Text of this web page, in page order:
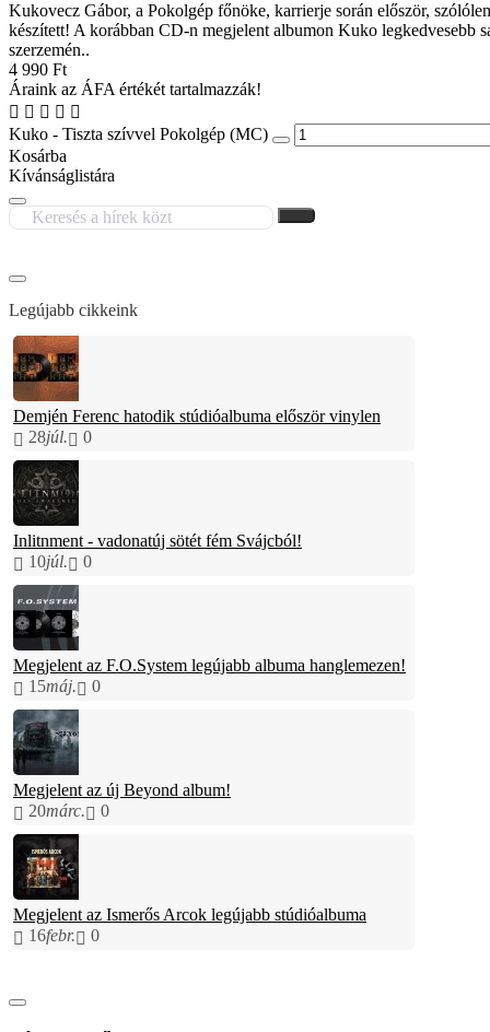
Kukovecz Gábor, a Pokolgép főnöke, karrierje során először,
készített! A korábban CD-n megjelent albumon Kuko legkedvesebb
szerzemén..
4 990 Ft
Áraink az ÁFA értékét tartalmazzák!
Kuko - Tiszta szívvel Pokolgép (MC)
Kosárba
Kívánságlistára
Legújabb cikkeink
Demjén Ferenc hatodik stúdióalbuma először vinylen
28júl. 0
Inlitnment - vadonatúj sötét fém Svájcból!
10júl. 0
Megjelent az F.O.System legújabb albuma hanglemezen!
15máj. 0
Megjelent az új Beyond album!
20márc. 0
Megjelent az Ismerős Arcok legújabb stúdióalbuma
16febr. 0